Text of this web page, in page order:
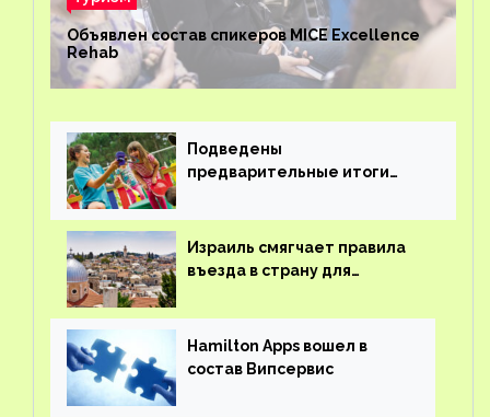
Объявлен состав спикеров MICE Excellence
Rehab
Подведены
предварительные итоги
Израиль смягчает правила
въезда в страну для
Hamilton Apps вошел в
состав Випсервис